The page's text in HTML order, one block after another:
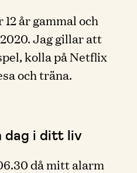
år gammal och
Jag gillar att
kolla på Netflix
och träna.
dag i ditt liv
då mitt alarm